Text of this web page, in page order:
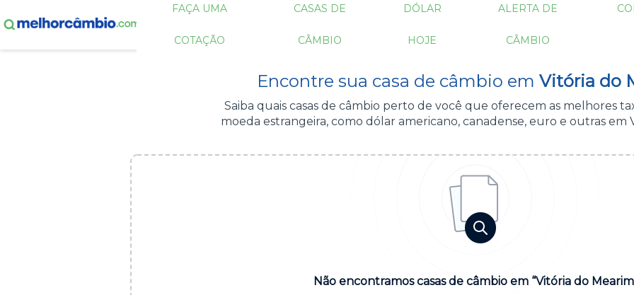
FAÇA UMA
COTAÇÃO
CASAS DE
CÂMBIO
DÓLAR
HOJE
ALERTA DE
CÂMBIO
Encontre sua casa de câmbio em Vitória do
Saiba quais casas de câmbio perto de você que oferecem as melhores
moeda estrangeira, como dólar americano, canadense, euro e outras em
Não encontramos casas de câmbio em “Vitória do